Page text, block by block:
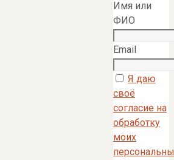
Имя или
ФИО
Email
Я даю
своё
согласие на
обработку
моих